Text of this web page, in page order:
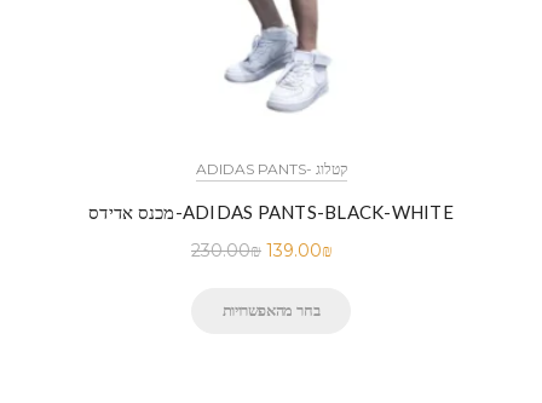
ADIDAS PANTS- קטלוג
מכנס אדידס-ADIDAS PANTS-BLACK-WHITE
230.00₪ 139.00₪
בחר מהאפשרויות